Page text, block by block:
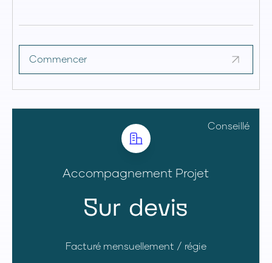
Commencer
Conseillé
Accompagnement Projet
Sur devis
Facturé mensuellement / régie